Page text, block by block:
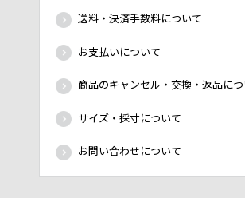
送料・決済手数料について
お支払いについて
商品のキャンセル・交換・返品に
サイズ・採寸について
お問い合わせについて